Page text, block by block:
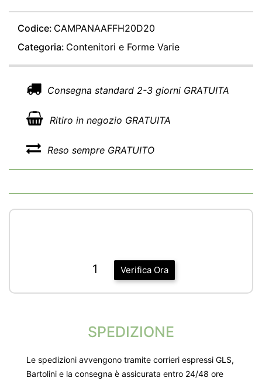
Codice: CAMPANAAFFH20D20
Categoria: Contenitori e Forme Varie
Consegna standard 2-3 giorni GRATUITA
Ritiro in negozio GRATUITA
Reso sempre GRATUITO
Verifica Ora
1
SPEDIZIONE
Le spedizioni avvengono tramite corrieri espressi GLS,
Bartolini e la consegna è assicurata entro 24/48 ore